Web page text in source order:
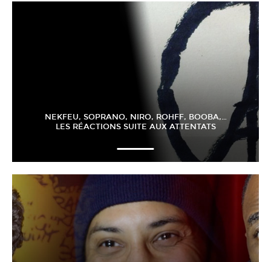
NEKFEU, SOPRANO, NIRO, ROHFF, BOOBA,…
LES RÉACTIONS SUITE AUX ATTENTATS